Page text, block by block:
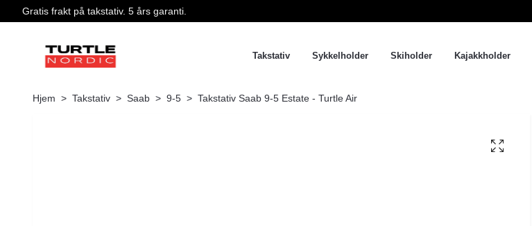
Gratis frakt på takstativ. 5 års garanti.
Takstativ Sykkelholder Skiholder Kajakkholder
Hjem Takstativ Saab 9-5 Takstativ Saab 9-5 Estate - Turtle Air